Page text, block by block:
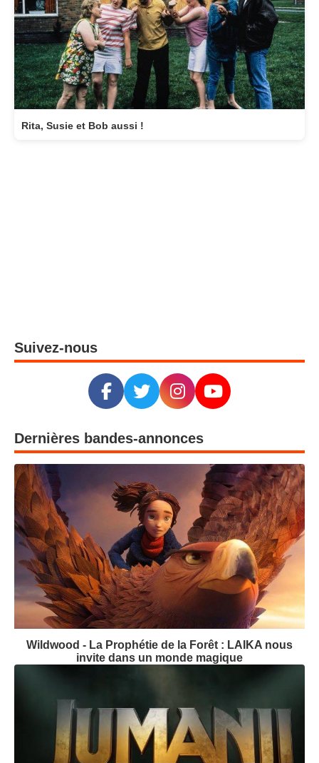
Rita, Susie et Bob aussi !
Suivez-nous
Dernières bandes-annonces
Wildwood - La Prophétie de la Forêt : LAIKA nous
invite dans un monde magique